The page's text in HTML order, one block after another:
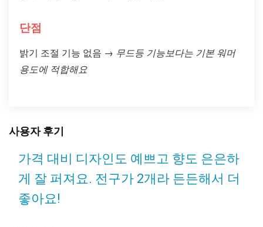
단점
밝기 조절 기능 없음 → 무드등 기능보다는 기본 워머
용도에 적합해요
사용자 후기
가격 대비 디자인도 예쁘고 향도 은은하
게 잘 퍼져요. 전구가 2개라 든든해서 더
좋아요!